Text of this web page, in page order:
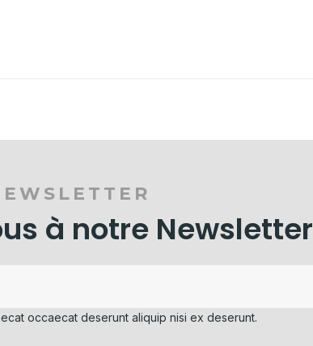
à notre Newsletter
occaecat deserunt aliquip nisi ex deserunt.